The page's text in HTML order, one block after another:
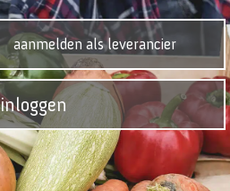
aanmelden als leverancier
inloggen